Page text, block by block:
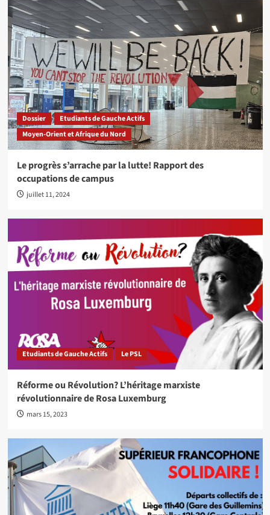
Dossier
Etudiants de Gauche Actifs
Moyen-Orient et Afrique du Nord
Le progrès s’arrache par la lutte! Rapport des
occupations de campus
juillet 11, 2024
Etudiants de Gauche Actifs Le PSL
Réforme ou Révolution? L’héritage marxiste
révolutionnaire de Rosa Luxemburg
mars 15, 2023